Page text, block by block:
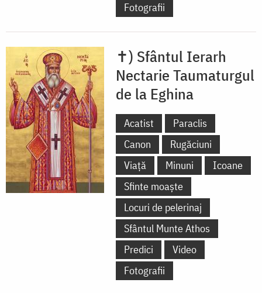
Fotografii
✝) Sfântul Ierarh
Nectarie Taumaturgul
de la Eghina
Acatist
Paraclis
Canon
Rugăciuni
Viață
Minuni
Icoane
Sfinte moaște
Locuri de pelerinaj
Sfântul Munte Athos
Predici
Video
Fotografii